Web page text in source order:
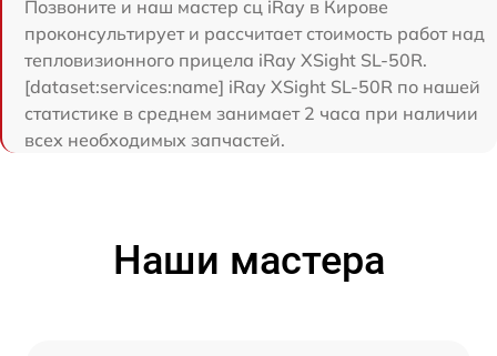
Позвоните и наш мастер сц iRay в Кирове
проконсультирует и рассчитает стоимость работ над
тепловизионного прицела iRay XSight SL-50R.
[dataset:services:name] iRay XSight SL-50R по нашей
статистике в среднем занимает 2 часа при наличии
всех необходимых запчастей.
Наши мастера